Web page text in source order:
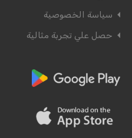
سياسة الخصوصية
حصل علي تجربة مثالية